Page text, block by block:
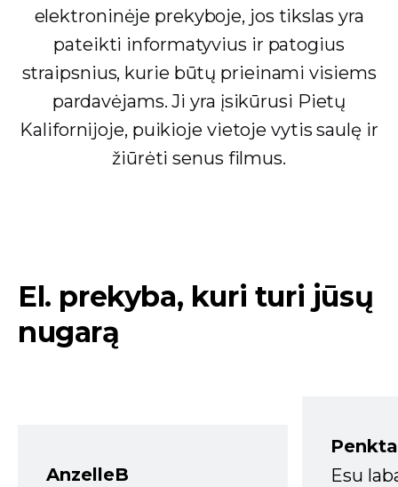
elektroninėje prekyboje, jos tikslas yra
pateikti informatyvius ir patogius
straipsnius, kurie būtų prieinami visiems
pardavėjams. Ji yra įsikūrusi Pietų
Kalifornijoje, puikioje vietoje vytis saulę ir
žiūrėti senus filmus.
El. prekyba, kuri turi jūsų
nugarą
AnzelleB
Esu